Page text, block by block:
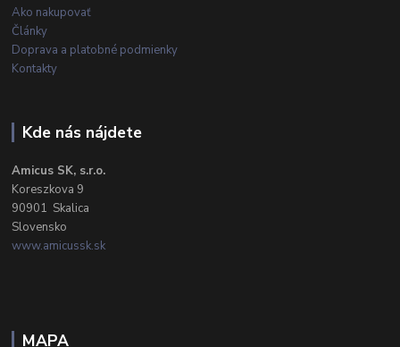
Ako nakupovať
Články
Doprava a platobné podmienky
Kontakty
Kde nás nájdete
Amicus SK, s.r.o.
Koreszkova 9
90901 Skalica
Slovensko
www.amicussk.sk
MAPA